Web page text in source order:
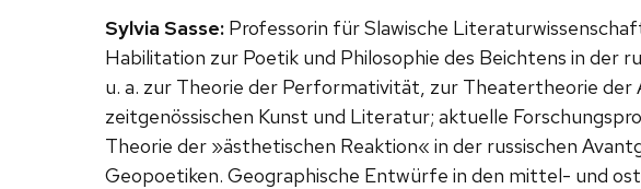
Sylvia Sasse: Professorin für Slawische
Habilitation zur Poetik und Philosophie des Beichtens in der
u. a. zur Theorie der Performativität, zur Theatertheorie der
zeitgenössischen Kunst und Literatur; aktuelle
Theorie der »ästhetischen Reaktion« in der russischen
Geopoetiken. Geographische Entwürfe in den mittel- und